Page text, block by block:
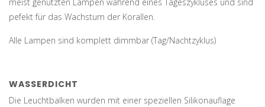
pefekt für das Wachstum der Korallen.
Alle Lampen sind komplett dimmbar (Tag/Nachtzyklus)
WASSERDICHT
Die Leuchtbalken wurden mit einer speziellen Silikonauflage